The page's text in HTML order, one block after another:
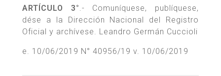
ARTÍCULO 3° .- Comuníquese, publíquese,
dése a la Dirección Nacional del Registro
Oficial y archívese. Leandro Germán Cuccioli
e. 10/06/2019 N° 40956/19 v. 10/06/2019